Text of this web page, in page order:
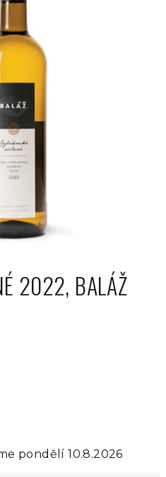
2022, BALÁŽ
pondělí 10.8.2026